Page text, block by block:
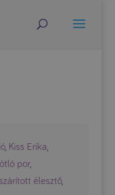
, Kiss Erika,
por,
szárított élesztő,